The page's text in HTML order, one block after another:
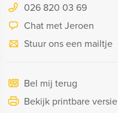
026 820 03 69
Chat met Jeroen
Stuur ons een mailtje
Bel mij terug
Bekijk printbare versie